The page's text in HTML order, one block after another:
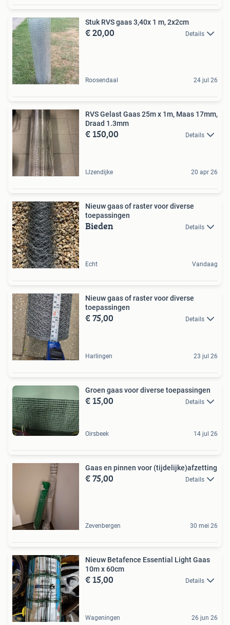
Stuk RVS gaas 3,40x 1 m, 2x2cm
€ 20,00 Details
Roosendaal 24 jul 26
RVS Gelast Gaas 25m x 1m, Maas 17mm,
Draad 1.3mm
€ 150,00 Details
IJzendijke 20 apr 26
Nieuw gaas of raster voor diverse
toepassingen
Bieden Details
Echt Vandaag
Nieuw gaas of raster voor diverse
toepassingen
€ 75,00 Details
Harlingen 23 jul 26
Groen gaas voor diverse toepassingen
€ 15,00 Details
Oirsbeek 14 jul 26
Gaas en pinnen voor (tijdelijke)afzetting
€ 75,00 Details
Zevenbergen 30 mei 26
Nieuw Betafence Essential Light Gaas
10m x 60cm
€ 15,00 Details
Wageningen 26 jun 26